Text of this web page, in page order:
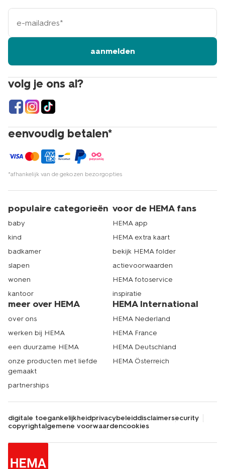
volg je ons al?
eenvoudig betalen*
*afhankelijk van de gekozen bezorgopties
e-
mailadres
aanmelden
populaire categorieën
baby
kind
badkamer
slapen
wonen
kantoor
voor de HEMA fans
HEMA app
HEMA extra kaart
bekijk HEMA folder
actievoorwaarden
HEMA fotoservice
inspiratie
meer over HEMA
over ons
werken bij HEMA
een duurzame HEMA
onze producten met liefde
gemaakt
partnerships
HEMA International
HEMA Nederland
HEMA France
HEMA Deutschland
HEMA Österreich
digitale toegankelijkheidprivacybeleiddisclaimersecurity
copyrightalgemene voorwaardencookies